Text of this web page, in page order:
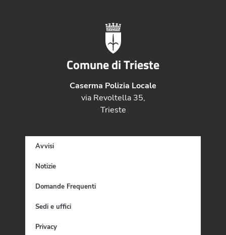
Comune di Trieste
Caserma Polizia Locale
via Revoltella 35,
Trieste
Avvisi
Notizie
Domande Frequenti
Sedi e uffici
Privacy